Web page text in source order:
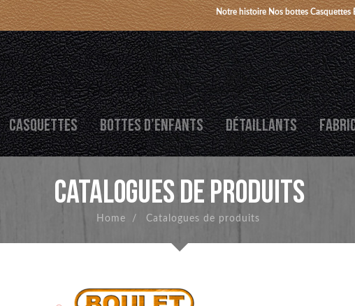
Notre histoire Nos bottes Casquettes
CASQUETTES BOTTES D’ENFANTS DÉTAILLANTS
CATALOGUES DE PRODUITS
Home / Catalogues de produits